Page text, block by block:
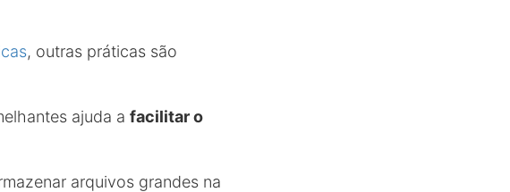
, outras práticas são
ajuda a facilitar o
arquivos grandes na